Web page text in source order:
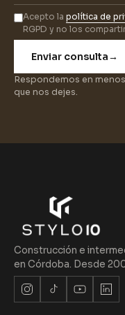
Acepto la política de
RGPD y no los
Enviar consulta→
Respondemos en
que nos dejes.
Construcción e
en Córdoba. Desde